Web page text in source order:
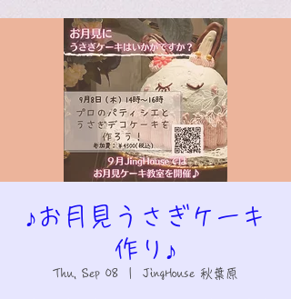
♪お月見うさぎケーキ
作り♪
Thu, Sep 08
  |
JingHouse 秋葉原